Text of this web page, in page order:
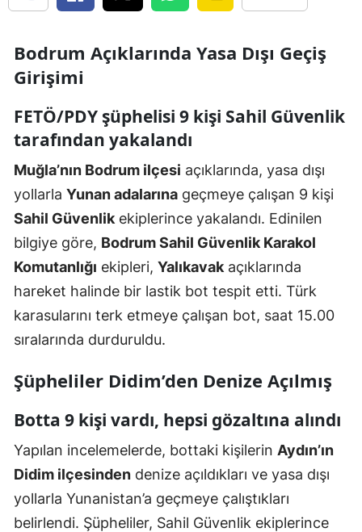
Bodrum Açıklarında Yasa Dışı Geçiş
Girişimi
FETÖ/PDY şüphelisi 9 kişi Sahil Güvenlik
tarafından yakalandı
Muğla’nın Bodrum ilçesi açıklarında, yasa dışı
yollarla Yunan adalarına geçmeye çalışan 9 kişi
Sahil Güvenlik ekiplerince yakalandı. Edinilen
bilgiye göre, Bodrum Sahil Güvenlik Karakol
Komutanlığı ekipleri, Yalıkavak açıklarında
hareket halinde bir lastik bot tespit etti. Türk
karasularını terk etmeye çalışan bot, saat 15.00
sıralarında durduruldu.
Şüpheliler Didim’den Denize Açılmış
Botta 9 kişi vardı, hepsi gözaltına alındı
Yapılan incelemelerde, bottaki kişilerin Aydın’ın
Didim ilçesinden denize açıldıkları ve yasa dışı
yollarla Yunanistan’a geçmeye çalıştıkları
belirlendi. Şüpheliler, Sahil Güvenlik ekiplerince